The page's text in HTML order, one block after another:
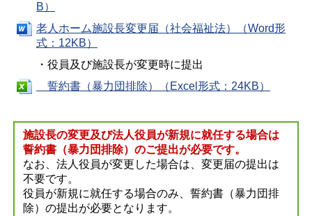
B）
老人ホーム施設長変更届（社会福祉法）（Word形
式：12KB）
・役員及び施設長が変更時に提出
誓約書（暴力団排除）（Excel形式：24KB）
施設長の変更及び法人役員が新規に就任する場合は
誓約書（暴力団排除）のご提出が必要です。
なお、法人役員が変更した場合は、変更届の提出は
不要です。
役員が新規に就任する場合のみ、誓約書（暴力団排
除）の提出が必要となります。